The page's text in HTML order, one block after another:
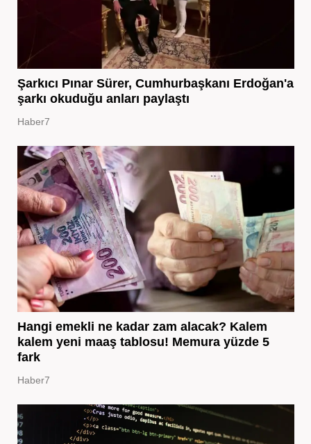
Şarkıcı Pınar Sürer, Cumhurbaşkanı Erdoğan'a
şarkı okuduğu anları paylaştı
Haber7
Hangi emekli ne kadar zam alacak? Kalem
kalem yeni maaş tablosu! Memura yüzde 5
fark
Haber7